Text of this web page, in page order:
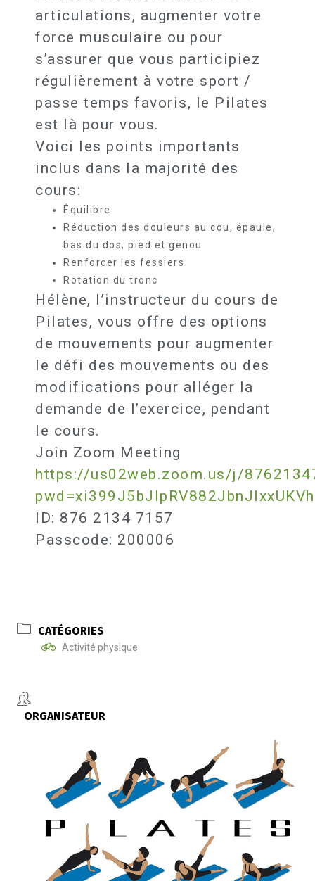
articulations, augmenter votre
force musculaire ou pour
s’assurer que vous participiez
régulièrement à votre sport /
passe temps favoris, le Pilates
est là pour vous.
Voici les points importants
inclus dans la majorité des
cours:
Équilibre
Réduction des douleurs au cou, épaule,
bas du dos, pied et genou
Renforcer les fessiers
Rotation du tronc
Hélène, l’instructeur du cours de
Pilates, vous offre des options
de mouvements pour augmenter
le défi des mouvements ou des
modifications pour alléger la
demande de l’exercice, pendant
le cours.
Join Zoom Meeting
https://us02web.zoom.us/j/
ID: 876 2134 7157
Passcode: 200006
CATÉGORIES
Activité physique
ORGANISATEUR